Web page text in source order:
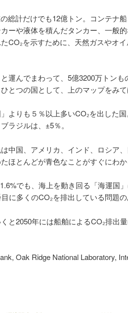
総計だけでも12億トン。コンテナ
ーや液体を積んだタンカー、一般
CO₂を示すために、天然ガスやオ
運んでまわって、5億3200万トンも
とつの国として、上のマップをみて
よりも５％以上多いCO₂を出した
ラジルは、±5％。
中国、アメリカ、インド、ロシア
ほとんどが青色なことがすぐにわか
1.6%でも、海上を動き回る「海運国」
に多くのCO₂を排出している問題の
と2050年には船舶によるCO₂排出
Oak Ridge National Laboratory,